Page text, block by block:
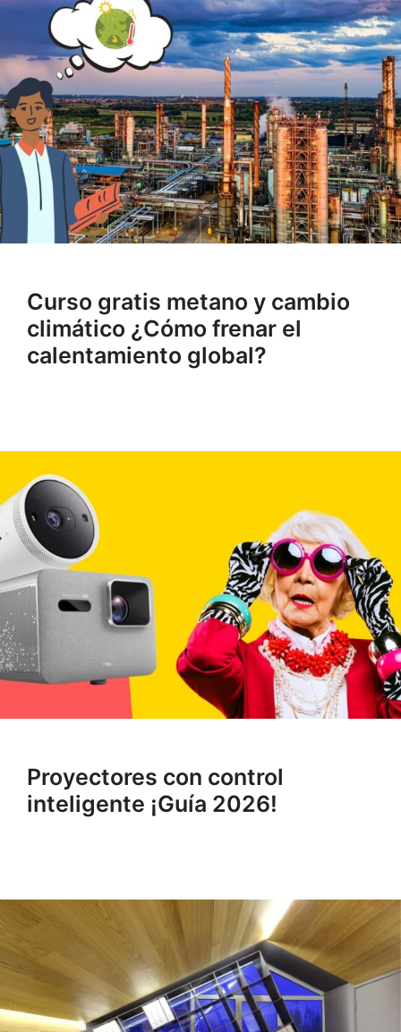
Curso gratis metano y cambio
climático ¿Cómo frenar el
calentamiento global?
Proyectores con control
inteligente ¡Guía 2026!